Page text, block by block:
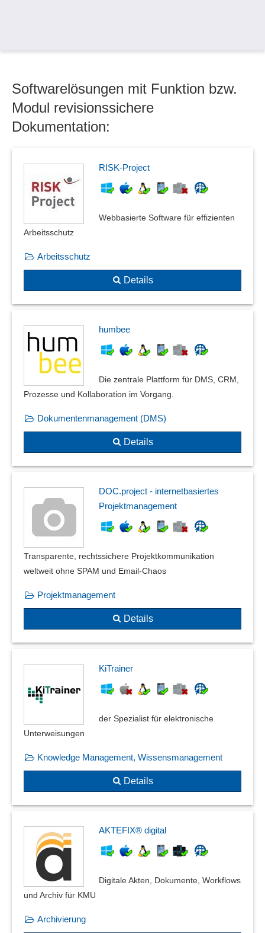
Formularmanagement
Gesamtdokumentation
Heftarchiv
Konsistenzprüfung
Nicht-XML-Dokumente
Patentverwaltung
Praxiskommentare Recht
Recherche
Rechtskataster
revisionssichere Dokumentation
Revisionssicherheit
Verbandbuch
Versionierung
Wissensdokumente
Zentrale Dokumentation
Zugriffsrechte
Softwarelösungen mit Funktion bzw.
Modul revisionssichere
Dokumentation:
RISK-Project
Webbasierte Software für effizienten
Arbeitsschutz
Arbeitsschutz
Details
humbee
Die zentrale Plattform für DMS, CRM,
Prozesse und Kollaboration im Vorgang.
Dokumentenmanagement (DMS)
Details
DOC.project - internetbasiertes
Projektmanagement
Transparente, rechtssichere Projektkommunikation
weltweit ohne SPAM und Email-Chaos
Projektmanagement
Details
KiTrainer
der Spezialist für elektronische
Unterweisungen
Knowledge Management, Wissensmanagement
Details
AKTEFIX® digital
Digitale Akten, Dokumente, Workflows
und Archiv für KMU
Archivierung